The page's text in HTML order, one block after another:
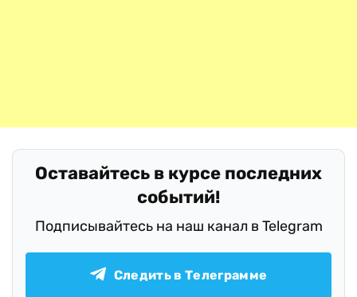
Оставайтесь в курсе последних
событий!
Подписывайтесь на наш канал в Telegram
Следить в Телеграмме